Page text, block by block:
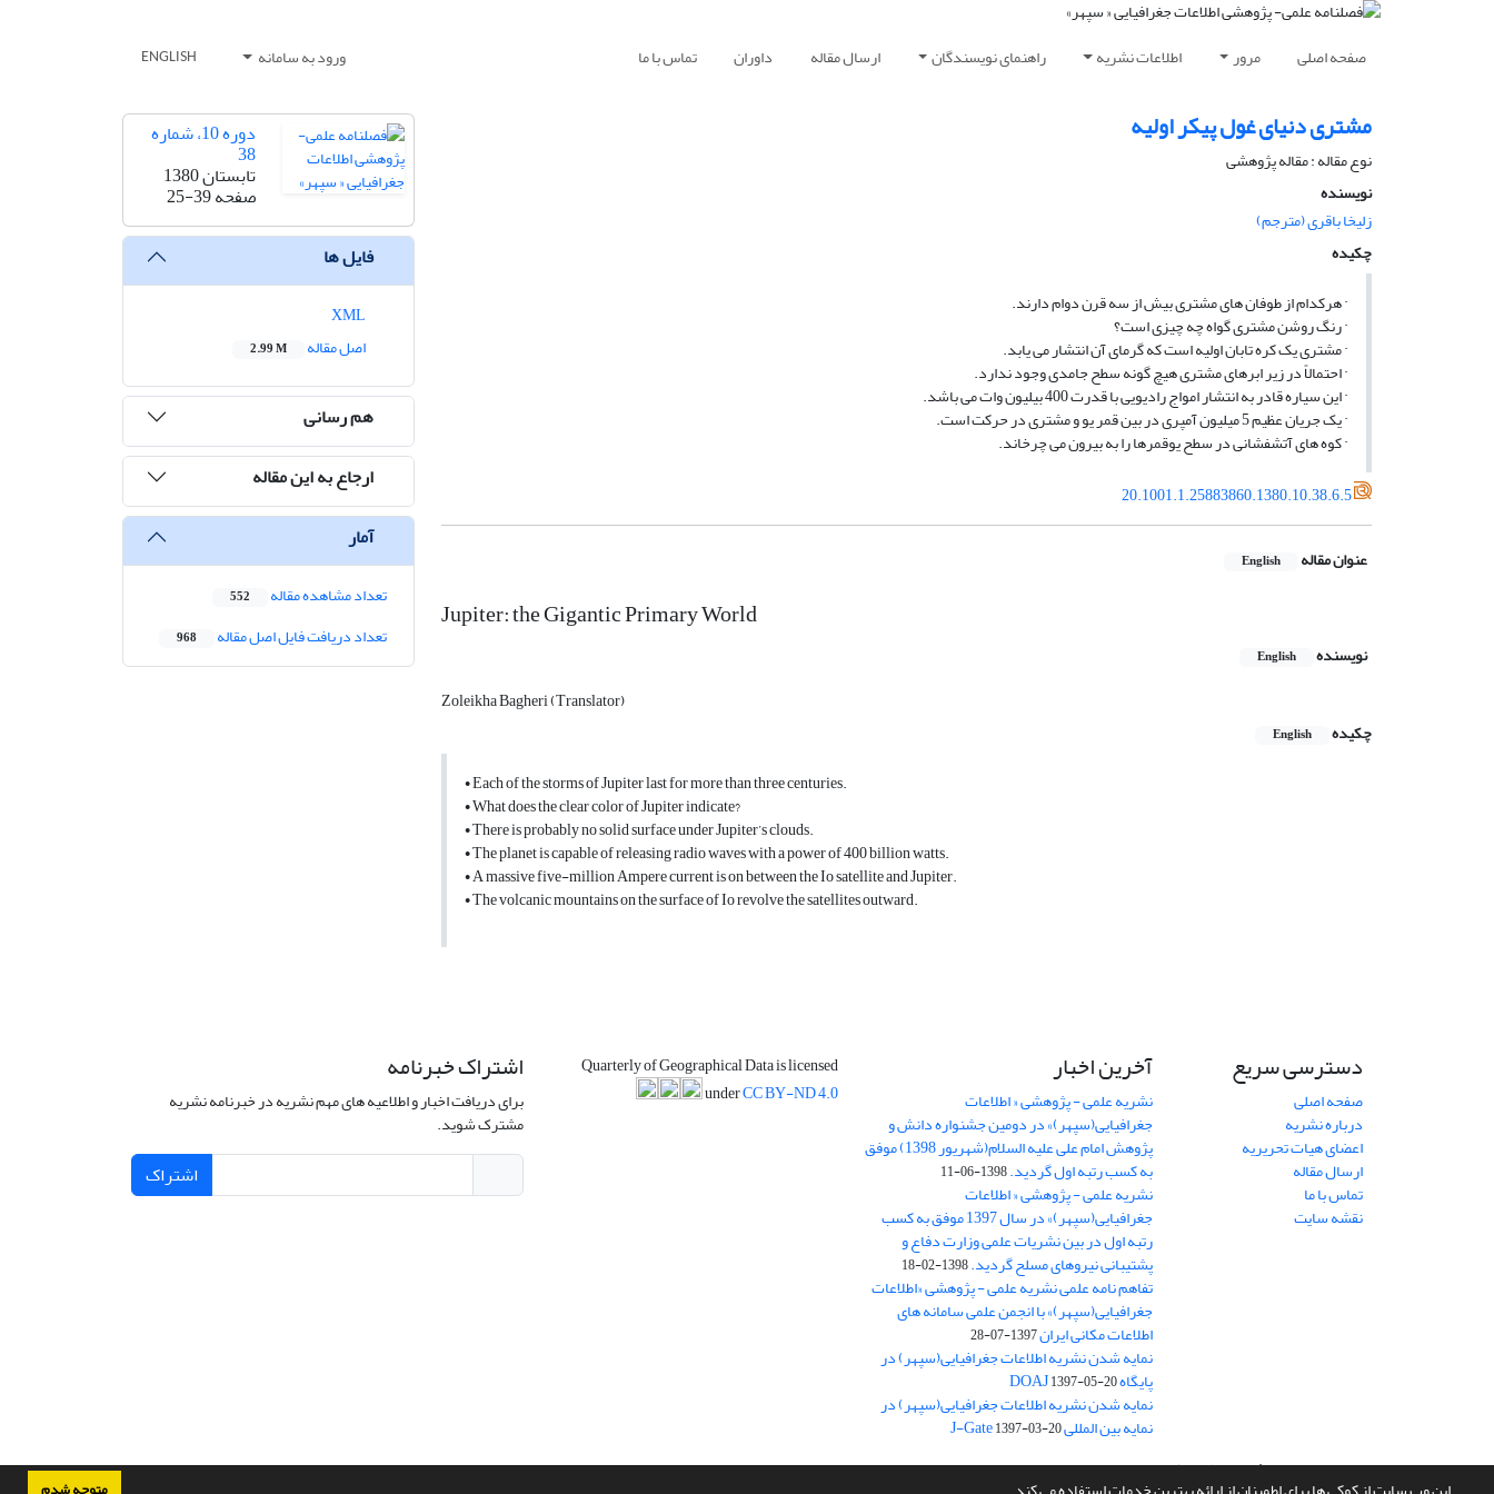
صفحه اصلی مرور اطلاعات نشریه راهنمای نویسندگان ارسال مقاله داوران تماس با ما ورود به سامانه ENGLISH
مشتری دنیای غول پیکر اولیه
نوع مقاله : مقاله پژوهشی
نویسنده
زلیخا باقری (مترجم)
چکیده
· هرکدام از طوفان­ های مشتری بیش از سه قرن دوام دارند.
· رنگ روشن مشتری گواه چه چیزی است؟
· مشتری یک کره تابان اولیه است که گرمای آن انتشار می­ یابد.
· احتمالاً در زیر ابرهای مشتری هیچ گونه سطح جامدی وجود ندارد.
· این سیاره قادر به انتشار امواج رادیویی با قدرت 400 بیلیون وات می ­باشد.
· یک جریان عظیم 5 میلیون آمپری در بین قمر یو و مشتری در حرکت است.
· کوه ­های آتشفشانی در سطح یوقمرها را به بیرون می­ چرخاند.
20.1001.1.25883860.1380.10.38.6.5
عنوان مقاله English
Jupiter: the Gigantic Primary World
نویسنده English
Zoleikha Bagheri (Translator)
چکیده
English
• Each of the storms of Jupiter last for more than three centuries.
• What does the clear color of Jupiter indicate?
• There is probably no solid surface under Jupiter’s clouds.
• The planet is capable of releasing radio waves with a power of 400 billion watts.
• A massive five-million Ampere current is on between the Io satellite and Jupiter.
• The volcanic mountains on the surface of Io revolve the satellites outward.
دوره 10، شماره
38
تابستان 1380
صفحه25-39
فایل ها
اصل مقاله
2.99 M
هم رسانی
ارجاع به این مقاله
آمار
تعداد مشاهده مقاله 552
تعداد دریافت فایل اصل مقاله 968
دسترسی سریع
صفحه اصلی
درباره نشریه
اعضای هیات تحریریه
ارسال مقاله
تماس با ما
نقشه سایت
آخرین اخبار
نشریه علمی - پژوهشی « اطلاعات
جغرافیایی(سپهر)» در دومین جشنواره دانش و
پژوهش امام علی علیه السلام(شهریور 1398) موفق
به کسب رتبه اول گردید.1398-06-11
نشریه علمی - پژوهشی « اطلاعات
جغرافیایی(سپهر)» در سال 1397 موفق به کسب
رتبه اول در بین نشریات علمی وزارت دفاع و
پشتیبانی نیروهای مسلح گردید.1398-02-18
تفاهم نامه علمی نشریه علمی - پژوهشی «اطلاعات
جغرافیایی(سپهر)» با انجمن علمی سامانه های
اطلاعات مکانی ایران1397-07-28
نمایه شدن نشریه اطلاعات جغرافیایی(سپهر) در
پایگاه DOAJ1397-05-20
نمایه شدن نشریه اطلاعات جغرافیایی(سپهر) در
نمایه بین المللی J-Gate1397-03-20
Quarterly of Geographical Data is licensed
underCC BY-ND 4.0
اشتراک خبرنامه
برای دریافت اخبار و اطلاعیه های مهم نشریه در خبرنامه نشریه
مشترک شوید.
اشتراک
سامانه مدیریت نشریات علمی.طراحی و پیاده سازی ازسیناوب